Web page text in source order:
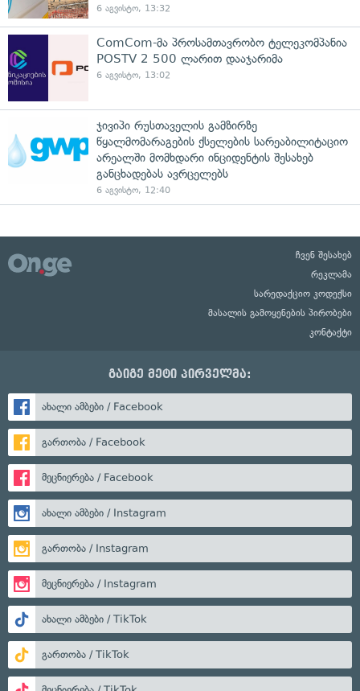
6 აგვისტო, 13:32
ComCom-მა პროსამთავრობო ტელეკომპანია
POSTV 2 500 ლარით დააჯარიმა
6 აგვისტო, 13:02
ჯივიპი რუსთაველის გამზირზე
წყალმომარაგების ქსელების სარეაბილიტაციო
არეალში მომხდარი ინციდენტის შესახებ
განცხადებას ავრცელებს
6 აგვისტო, 12:40
ჩვენ შესახებ
რეკლამა
სარედაქციო კოდექსი
მასალის გამოყენების პირობები
კონტაქტი
გაიგე მეტი პირველმა:
ახალი ამბები / Facebook
გართობა / Facebook
მეცნიერება / Facebook
ახალი ამბები / Instagram
გართობა / Instagram
მეცნიერება / Instagram
ახალი ამბები / TikTok
გართობა / TikTok